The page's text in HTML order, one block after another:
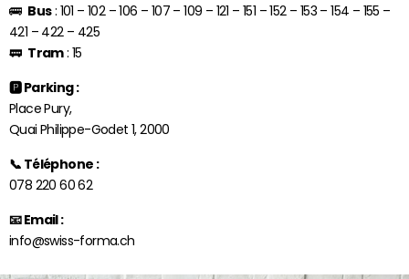
🚌 Bus: 101 – 102 – 106 – 107 – 109 – 121 – 151 – 152 – 153 – 154 – 155 –
421 – 422 – 425
🚃 Tram: 15
🅿️ Parking :
Place Pury,
Quai Philippe-Godet 1, 2000
📞 Téléphone :
078 220 60 62
📧 Email :
info@swiss-forma.ch